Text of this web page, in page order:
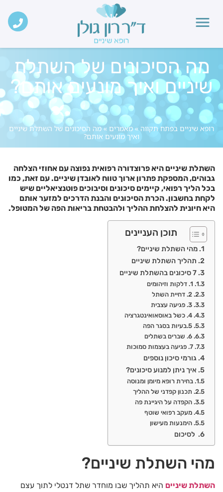
מה הסיכונים של השתלת
שיניים ואיך מונעים אותם?
רופא שיניים בפתח תקווה » מאמרים »מה הסיכונים של השתלת שיניים
ואיך מונעים אותם?
השתלת שיניים היא פרוצדורה רפואית נפוצה עם אחוזי הצלחה
גבוהים, המספקת פתרון ארוך טווח לאובדן שיניים. עם זאת, כמו
בכל הליך רפואי, קיימים סיכונים וסיבוכים פוטנציאליים שיש
לקחת בחשבון. הכרת הסיכונים והבנת הדרכים למזער אותם
היא חיונית להצלחת ההליך ולהבטחת בריאות הפה של המטופל.
תוכן העניינים
מהי השתלת שיניים?
תהליך השתלת שיניים
7 סיכונים בהשתלת שיניים
1. דלקות וזיהומים
2. דחיית השתל
3. פגיעה עצבית
4. כשל באוסאואינטגרציה
5.בעיות בסגר הפה
6. שברים בשתלים
7. פגיעה בעצמות סמוכות
גורמי סיכון נוספים
איך ניתן למנוע סיכונים?
בחירת רופא מיומן ומנוסה
תכנון קפדני של ההליך
הקפדה על היגיינת פה
מעקב רפואי שוטף
הימנעות מעישון
לסיכום
מהי השתלת שיניים?
השתלת שיניים היא תהליך שבו מוחדר שתל דנטלי לתוך עצם